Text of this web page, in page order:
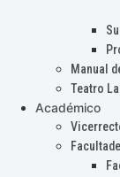
Manual
Teatro
Académico